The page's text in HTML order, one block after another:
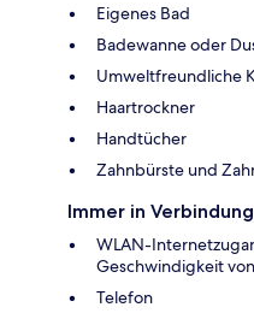
Eigenes Bad
Badewanne oder
Umweltfreundliche
Haartrockner
Handtücher
Zahnbürste und
Immer in
WLAN-
Geschwindigkeit
Telefon